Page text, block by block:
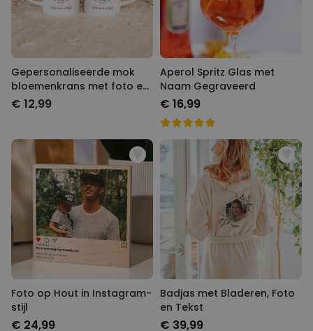
Gepersonaliseerde mok
bloemenkrans met foto en
tekst
€ 12,99
Aperol Spritz Glas met
Naam Gegraveerd
€ 16,99
Foto op Hout in Instagram-
stijl
€ 24,99
Badjas met Bladeren, Foto
en Tekst
€ 39,99